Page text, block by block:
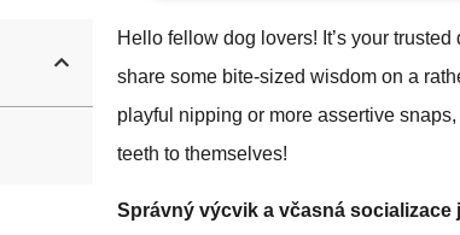
Hello fellow dog lovers! It’s your
share some bite-sized wisdom on a
playful nipping or more assertive
teeth to themselves!
Správný výcvik a včasná